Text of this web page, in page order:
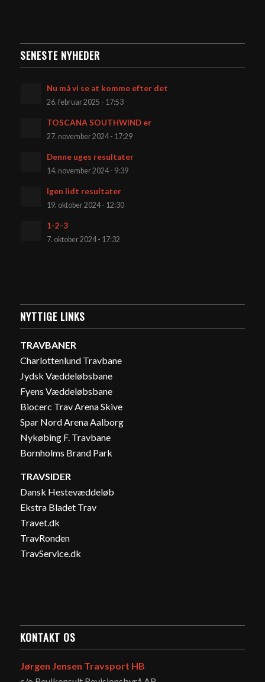
SENESTE NYHEDER
Nu må vi se at komme efter det
26. februar 2025 - 17:53
TOSCANA SOUTHWIND er
27. november 2024 - 17:29
Denne uges resultater
14. november 2024 - 9:39
Igen lidt resultater
19. oktober 2024 - 12:30
1-2-3
7. oktober 2024 - 17:32
NYTTIGE LINKS
TRAVBANER
Charlottenlund Travbane
Jydsk Væddeløbsbane
Fyens Væddeløbsbane
Biocerc Trav Arena Skive
Spar Nord Arena Aalborg
Nykøbing F. Travbane
Bornholms Brand Park
TRAVSIDER
Dansk Hestevæddeløb
Ekstra Bladet Trav
Travet.dk
TravRonden
TravService.dk
KONTAKT OS
Jørgen Jensen Travsport HB